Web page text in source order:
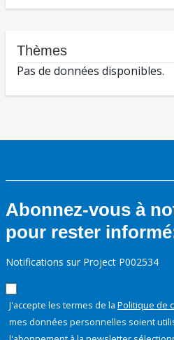
Thèmes
Pas de données disponibles.
Abonnez-vous à
pour rester
Notifications sur Project P002534
J'accepte les termes de la Politique de
mes données personnelles soient